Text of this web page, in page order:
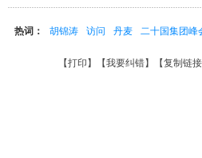
热词： 胡锦涛 访问 丹麦 二十国集团峰
【打印 】【我要纠错】【复制链接